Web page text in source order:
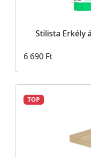
Stilista Erkély
6 690 Ft
TOP